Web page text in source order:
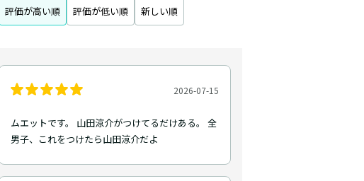
評価が高い順 評価が低い順 新しい順
2026-07-15
ムエットです。 山田涼介がつけてるだけある。 全
男子、これをつけたら山田涼介だよ